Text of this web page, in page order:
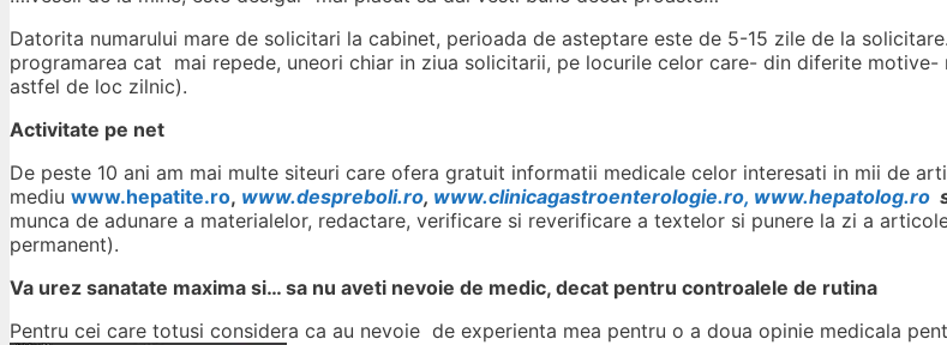
Datorita numarului mare de solicitari la cabinet, perioada de asteptare este de 5-15 zile de la
programarea cat mai repede, uneori chiar in ziua solicitarii, pe locurile celor care- din diferite
astfel de loc zilnic).
Activitate pe net
De peste 10 ani am mai multe siteuri care ofera gratuit informatii medicale celor interesati in mii de
mediu www.hepatite.ro, www.despreboli.ro, www.clinicagastroenterologie.ro, www.hepatolog.ro
munca de adunare a materialelor, redactare, verificare si reverificare a textelor si punere la zi a
permanent).
Va urez sanatate maxima si… sa nu aveti nevoie de medic, decat pentru controalele de rutina
Pentru cei care totusi considera ca au nevoie de experienta mea pentru o a doua opinie medicala